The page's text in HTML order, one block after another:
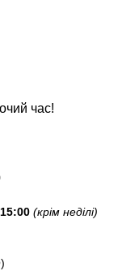
час!
(крім неділі)